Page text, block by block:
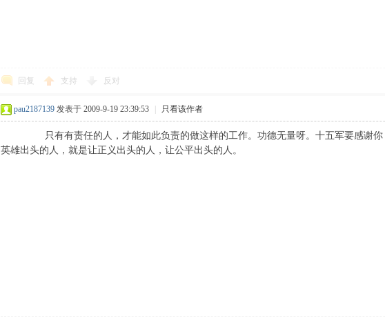
回复 支持 反对
pau2187139 发表于 2009-9-19 23:39:53 只看该作者
只有有责任的人，才能如此负责的做这样的工作。功德无量呀。十五军要感谢你
英雄出头的人，就是让正义出头的人，让公平出头的人。